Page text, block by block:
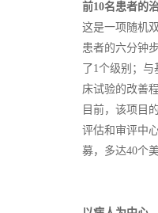
前10名患者的
这是一项随机
患者的六分钟
了1个级别；
床试验的改善
目前，该项目
评估和审评中
募，多达40个